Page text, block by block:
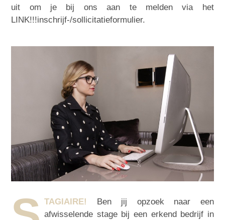
uit om je bij ons aan te melden via het
LINK!!!inschrijf-/sollicitatieformulier.
TAGIAIRE!
Ben jij opzoek naar een
afwisselende stage bij een erkend bedrijf in